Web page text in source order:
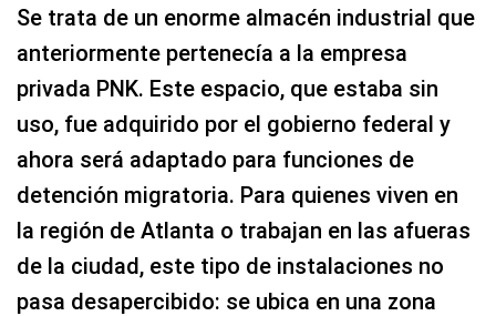
Se trata de un enorme almacén industrial que
anteriormente pertenecía a la empresa
privada PNK. Este espacio, que estaba sin
uso, fue adquirido por el gobierno federal y
ahora será adaptado para funciones de
detención migratoria. Para quienes viven en
la región de Atlanta o trabajan en las afueras
de la ciudad, este tipo de instalaciones no
pasa desapercibido: se ubica en una zona